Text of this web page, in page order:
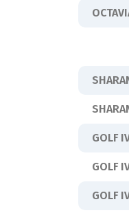
GOLF
GOLF
GOLF